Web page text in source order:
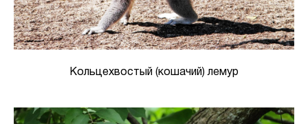
Кольцехвостый (кошачий) лемур